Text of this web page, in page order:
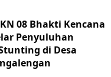
08 Bhakti Kencana
Penyuluhan
di Desa